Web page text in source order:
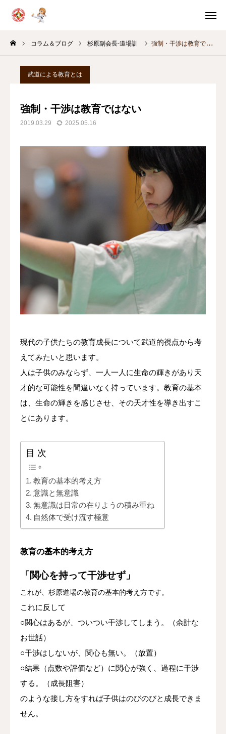
コラム＆ブログ 杉原副会長-道場訓 強制・干渉は教育ではない
武道による教育とは
強制・干渉は教育ではない
2019.03.29 2025.05.16
現代の子供たちの教育成長について武道的視点から考
えてみたいと思います。
人は子供のみならず、一人一人に生命の輝きがあり天
才的な可能性を間違いなく持っています。教育の基本
は、生命の輝きを感じさせ、その天才性を導き出すこ
とにあります。
目 次
教育の基本的考え方
意識と無意識
無意識は日常の在りようの積み重ね
自然体で受け流す極意
教育の基本的考え方
「関心を持って干渉せず」
これが、杉原道場の教育の基本的考え方です。
これに反して
○関心はあるが、ついつい干渉してしまう。（余計な
お世話）
○干渉はしないが、関心も無い。（放置）
○結果（点数や評価など）に関心が強く、過程に干渉
する。（成長阻害）
のような接し方をすれば子供はのびのびと成長できま
せん。
体験申込 体験案内
問い合わせ
HOME
教育の考え方
月間スケジュール
問い合わせ＆体験